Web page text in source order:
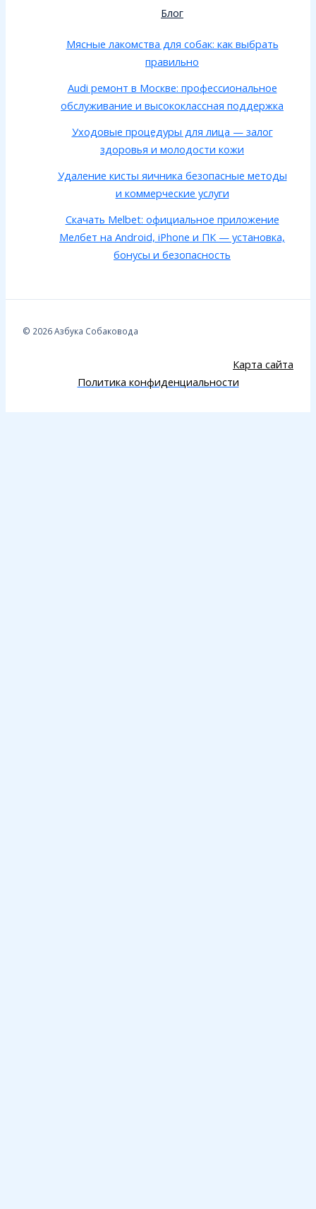
Блог
Мясные лакомства для собак: как выбрать
правильно
Audi ремонт в Москве: профессиональное
обслуживание и высококлассная поддержка
Уходовые процедуры для лица — залог
здоровья и молодости кожи
Удаление кисты яичника безопасные методы
и коммерческие услуги
Скачать Melbet: официальное приложение
Мелбет на Android, iPhone и ПК — установка,
бонусы и безопасность
© 2026 Азбука Собаковода
Карта сайта
Политика конфиденциальности